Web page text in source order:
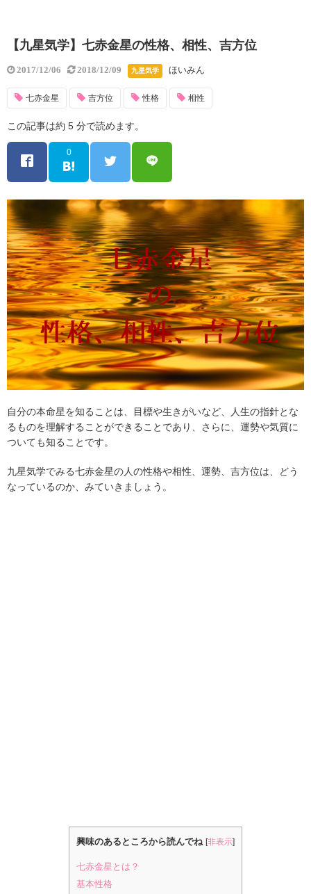
【九星気学】七赤金星の性格、相性、吉方位
2017/12/06 2018/12/09 九星気学 ほいみん
七赤金星 吉方位 性格 相性
この記事は約 5 分で読めます。
0
自分の本命星を知ることは、目標や生きがいなど、人生の指針とな
るものを理解することができることであり、さらに、運勢や気質に
ついても知ることです。
九星気学でみる七赤金星の人の性格や相性、運勢、吉方位は、どう
なっているのか、みていきましょう。
興味のあるところから読んでね [非表示]
七赤金星とは？
基本性格